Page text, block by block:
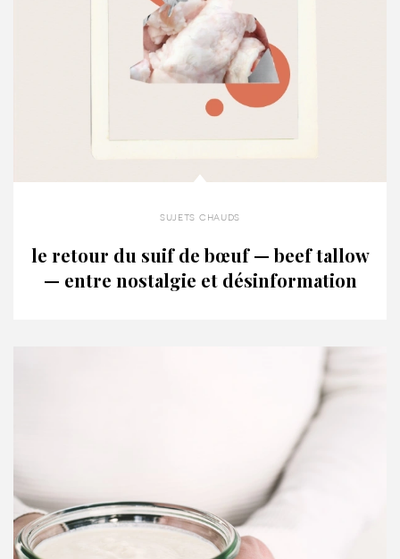
sujets chauds
le retour du suif de bœuf — beef tallow
— entre nostalgie et désinformation